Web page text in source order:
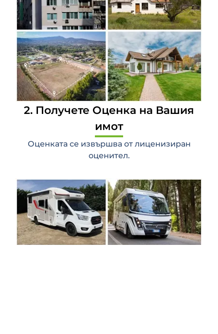
2. Получете Оценка на Вашия
имот
Оценката се извършва от лиценизиран
оценител.